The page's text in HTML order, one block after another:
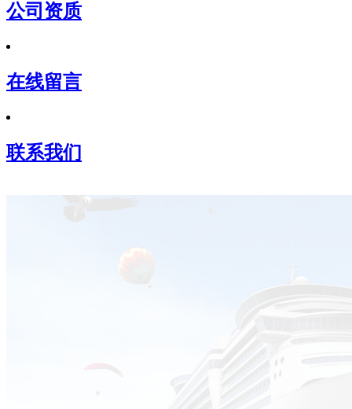
公司资质
在线留言
联系我们